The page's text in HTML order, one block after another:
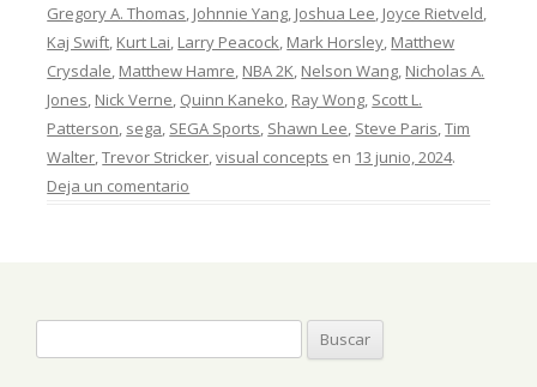
Gregory A. Thomas, Johnnie Yang, Joshua Lee, Joyce Rietveld,
Kaj Swift, Kurt Lai, Larry Peacock, Mark Horsley, Matthew
Crysdale, Matthew Hamre, NBA 2K, Nelson Wang, Nicholas A.
Jones, Nick Verne, Quinn Kaneko, Ray Wong, Scott L.
Patterson, sega, SEGA Sports, Shawn Lee, Steve Paris,Tim
Walter,Trevor Stricker,visual concepts en 13 junio, 2024.
Deja un comentario